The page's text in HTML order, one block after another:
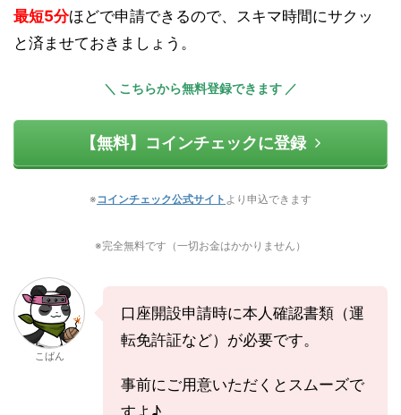
最短5分ほどで申請できるので、スキマ時間にサクッ
と済ませておきましょう。
＼ こちらから無料登録できます ／
【無料】コインチェックに登録
※コインチェック公式サイト より申込できます
※完全無料です（一切お金はかかりません）
こばん
口座開設申請時に本人確認書類（運
転免許証など）が必要です。
事前にご用意いただくとスムーズで